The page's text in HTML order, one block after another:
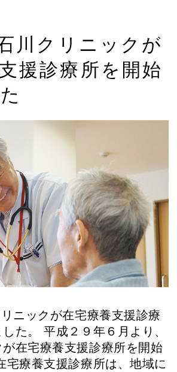
川クリニックが
援診療所を開始
リニックが在宅療養支援診療
た。 平成２９年６月より、
在宅療養支援診療所を開始
宅療養支援診療所は、地域に